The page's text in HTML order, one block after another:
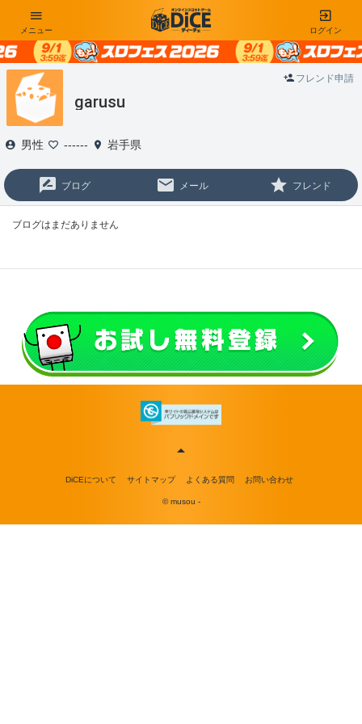
ログイン
メニュー
フレンド申請
garusu
男性 ------ 岩手県
ブログ メール フレンド
ブログはまだありません
DiCEについて サイトマップ よくある質問 お問い合わせ
© musou -